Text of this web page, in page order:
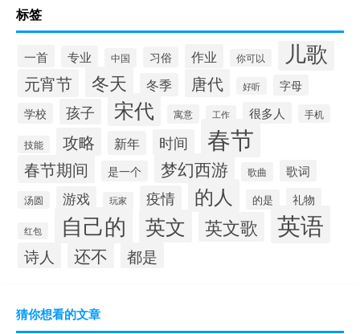
标签
一首 专业 中国 习俗 作业 你可以 儿歌
元宵节 冬天 冬季 唐代 好听
字母
学校
孩子 宋代 寓意 工作 很多人 手机
技能 攻略 新年 时间 春节
春节期间 是一个 梦幻西游 歌曲 歌词
汤圆 游戏 玩家 疫情 的人 的是 礼物
红包 自己的 英文 英文歌 英语
诗人 还不 都是
猜你想看的文章